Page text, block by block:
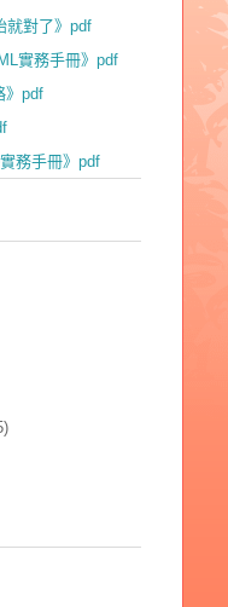
就對了》pdf
實務手冊》pdf
》pdf
務手冊》pdf